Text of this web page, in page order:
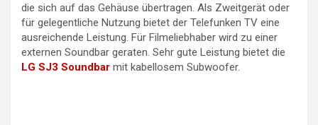
die sich auf das Gehäuse übertragen. Als Zweitgerät oder
für gelegentliche Nutzung bietet der Telefunken TV eine
ausreichende Leistung. Für Filmeliebhaber wird zu einer
externen Soundbar geraten. Sehr gute Leistung bietet die
LG SJ3 Soundbar mit kabellosem Subwoofer.